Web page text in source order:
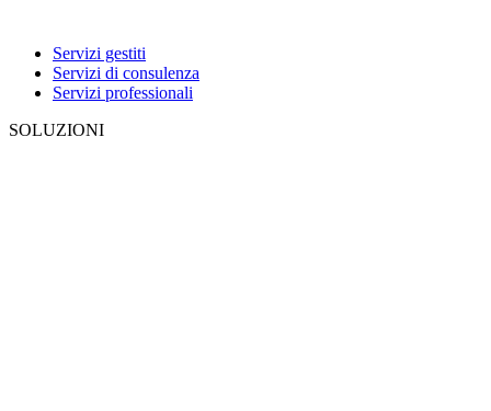
Servizi gestiti
Servizi di consulenza
Servizi professionali
SOLUZIONI